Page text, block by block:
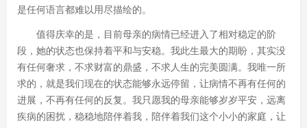
是任何语言都难以用尽描绘的。
值得庆幸的是，目前母亲的病情已经进入了相对稳定的阶
段，她的状态也保持着平和与安稳。我此生最大的期盼，其实没
有任何奢求，不求财富的鼎盛，不求人生的完美圆满。我唯一所
求的，就是我们现在的状态能够永远停留，让病情不再有任何的
进展，不再有任何的反复。我只愿我的母亲能够岁岁平安，远离
疾病的困扰，稳稳地陪伴着我，陪伴着我们这个小小的家庭，让